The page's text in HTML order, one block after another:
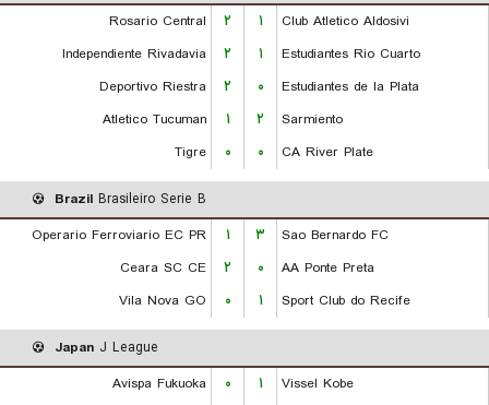
Rosario Central
۲ ۱
Club Atletico Aldosivi
Independiente Rivadavia
۲ ۱
Estudiantes Rio Cuarto
Deportivo Riestra
۲ ۰
Estudiantes de la Plata
Atletico Tucuman
۱ ۲
Sarmiento
Tigre
۰ ۰ CA River Plate
Brazil Brasileiro Serie B
Operario Ferroviario EC PR
۱ ۳
Sao Bernardo FC
Ceara SC CE
۲ ۰
AA Ponte Preta
Vila Nova GO
۰ ۱ Sport Club do Recife
Japan J League
Avispa Fukuoka
۰ ۱
Vissel Kobe